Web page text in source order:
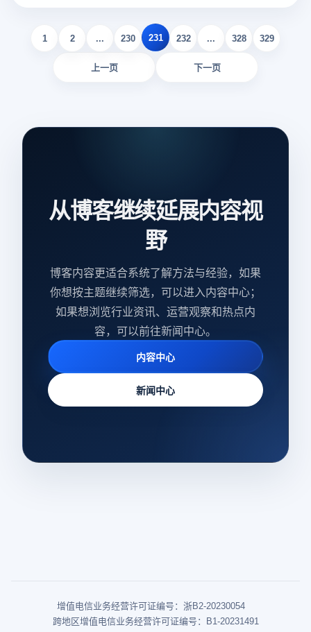
上一页
1 2 ... 230 231 232 ... 328 329
下一页
从博客继续延展内容视
野
博客内容更适合系统了解方法与经验，如果
你想按主题继续筛选，可以进入内容中心；
如果想浏览行业资讯、运营观察和热点内
容，可以前往新闻中心。
内容中心
新闻中心
增值电信业务经营许可证编号：浙B2-20230054
跨地区增值电信业务经营许可证编号：B1-20231491